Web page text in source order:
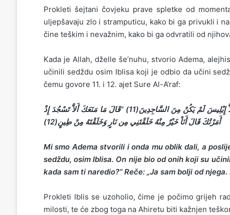
Prokleti šejtani čovjeku prave spletke od
uljepšavaju zlo i stramputicu, kako bi ga privukli i
čine teškim i nevažnim, kako bi ga odvratili od
Kada je Allah, dželle še’nuhu, stvorio Adema,
učinili sedždu osim Iblisa koji je odbio da učini
čemu govore 11. i 12. ajet Sure Al-A’raf:
وَلَقَدْ خَلَقْنَاكُمْ ثُمَّ صَوَّرْنَاكُمْ ثُمَّ قُلْنَا لِلْمَلآئِكَةِ اسْجُدُوا لِآدَمَ فَسَجَدُوا إِلاَّ إِبْلِيسَ لَمْ يَكُنْ مِنَ السَّاجِدِينَ(11)‏ “قَالَ مَا مَنَعَكَ أَلاَّ تَسْجُدَ إِذْ
أَمَرْتُكَ قَالَ أَنَاْ خَيْرٌ مِنْهُ خَلَقْتَنِي مِن نَارٍ وَخَلَقْتَهُ مِنْ طِينٍ(12
)
Mi smo Adema stvorili i onda mu oblik dali, a
sedždu, osim Iblisa. On nije bio od onih koji su
kada sam ti naredio?“ Reče: „Ja sam bolji od
Prokleti Iblis se uzoholio, čime je počimo grijeh
milosti, te će zbog toga na Ahiretu biti kažnjen